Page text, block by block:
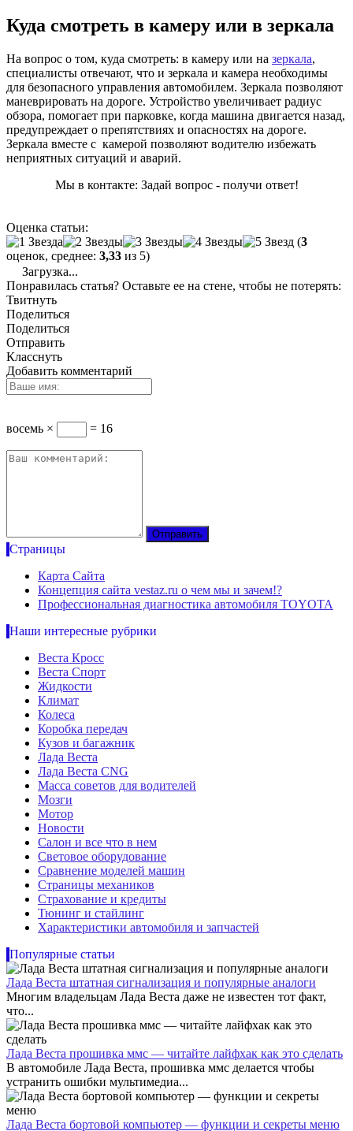
Куда смотреть в камеру или в зеркала
На вопрос о том, куда смотреть: в камеру или на зеркала,
специалисты отвечают, что и зеркала и камера необходимы
для безопасного управления автомобилем. Зеркала позволяют
маневрировать на дороге. Устройство увеличивает радиус
обзора, помогает при парковке, когда машина двигается назад,
предупреждает о препятствиях и опасностях на дороге.
Зеркала вместе с камерой позволяют водителю избежать
неприятных ситуаций и аварий.
Мы в контакте: Задай вопрос - получи ответ!
Оценка статьи:
(3
оценок, среднее: 3,33 из 5)
Загрузка...
Понравилась статья? Оставьте ее на стене, чтобы не потерять:
Твитнуть
Поделиться
Поделиться
Отправить
Класснуть
Добавить комментарий
восемь × = 16
Страницы
Карта Сайта
Концепция сайта vestaz.ru о чем мы и зачем!?
Профессиональная диагностика автомобиля TOYOTA
Наши интересные рубрики
Веста Кросс
Веста Спорт
Жидкости
Климат
Колеса
Коробка передач
Кузов и багажник
Лада Веста
Лада Веста CNG
Масса советов для водителей
Мозги
Мотор
Новости
Салон и все что в нем
Световое оборудование
Сравнение моделей машин
Страницы механиков
Страхование и кредиты
Тюнинг и стайлинг
Характеристики автомобиля и запчастей
Популярные статьи
Лада Веста штатная сигнализация и популярные аналоги
Многим владельцам Лада Веста даже не известен тот факт,
что...
Лада Веста прошивка ммс — читайте лайфхак как это сделать
В автомобиле Лада Веста, прошивка ммс делается чтобы
устранить ошибки мультимедиа...
Лада Веста бортовой компьютер — функции и секреты меню